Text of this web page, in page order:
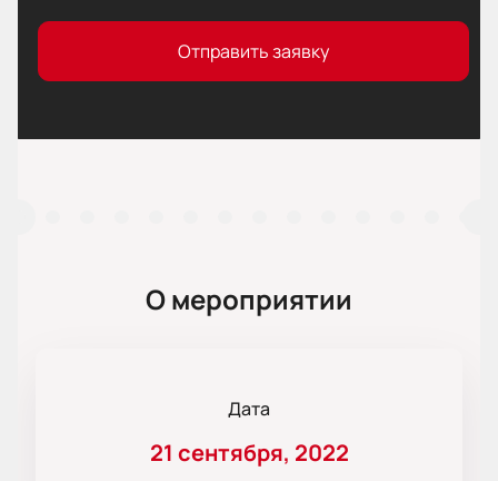
Отправить заявку
О мероприятии
Дата
21 сентября, 2022